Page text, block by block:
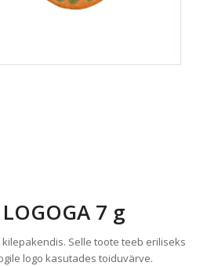
7 g
Selle toote teeb eriliseks
logo kasutades toiduvärve.